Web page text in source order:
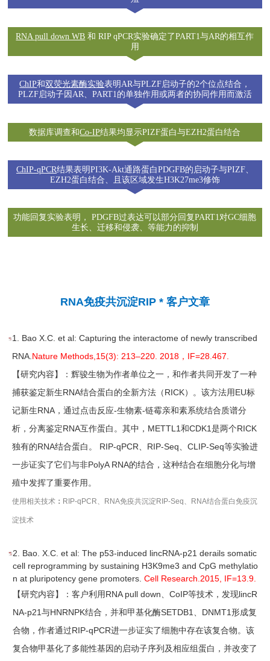
RNA pull down WB 和RIP qPCR实验确定了PART1与AR的相互作
用
ChIP和双荧光素酶实验表明AR与PLZF启动子的2个位点结合，
PLZF启动子因AR、PART1的单独作用或两者的协同作用而激活
数据库调查和Co-IP结果均显示PIZF蛋白与EZH2蛋白结合
ChIP-qPCR结果表明PI3K-Akt通路蛋白PDGFB的启动子与PIZF、
EZH2蛋白结合、且该区域发生H3K27me3修饰
功能回复实验表明， PDGFB过表达可以部分回复PART1对GC细胞
生长、迁移和侵袭、等能力的抑制
RNA免疫共沉淀RIP * 客户文章
1. Bao X.C. et al: Capturing the interactome of newly transcribed
RNA. Nature Methods, 15(3): 213–220. 2018，IF=28.467.
【研究内容】：辉骏生物为作者单位之一，和作者共同开发了一种
捕获鉴定新生RNA结合蛋白的全新方法（RICK）。该方法用EU标
记新生RNA，通过点击反应-生物素-链霉亲和素系统结合质谱分
析，分离鉴定RNA互作蛋白。其中，METTL1和CDK1是两个RICK
独有的RNA结合蛋白。 RIP-qPCR、RIP-Seq、CLIP-Seq等实验进
一步证实了它们与非PolyA RNA的结合，这种结合在细胞分化与增
殖中发挥了重要作用。
使用相关技术 ： RIP-qPCR、RNA免疫共沉淀RIP-Seq、RNA结合蛋白免疫沉
淀技术
2. Bao. X.C. et al: The p53-induced lincRNA-p21 derails somatic
cell reprogramming by sustaining H3K9me3 and CpG methylatio
n at pluripotency gene promoters.Cell Research. 2015, IF=13.9.
【研究内容】：客户利用RNA pull down、CoIP等技术，发现lincR
NA-p21与HNRNPK结合，并和甲基化酶SETDB1、DNMT1形成复
合物，作者通过RIP-qPCR进一步证实了细胞中存在该复合物。该
复合物甲基化了多能性基因的启动子序列及相应组蛋白，并改变了